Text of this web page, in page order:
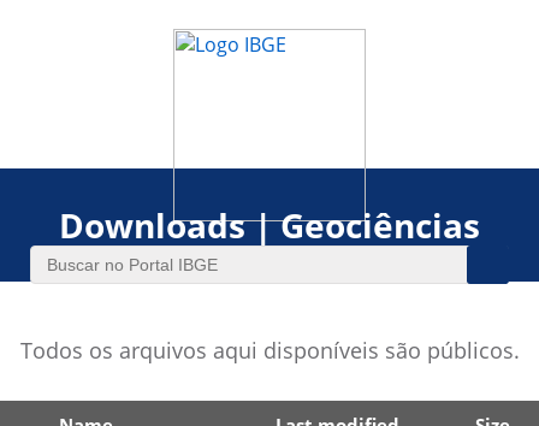
Downloads | Geociências
Todos os arquivos aqui disponíveis são públicos.